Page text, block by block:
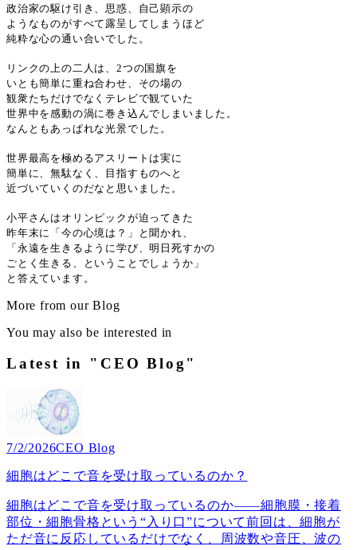
政治家の駆け引き、思惑、自己顕示の
ようなものがすべて露呈してしまうほど
純粋な心の通い合いでした。
リンクの上の二人は、 2つの国旗を
いとも簡単に重ね合わせ、その場の
観衆たちだけでなくテレビで観ていた
世界中を感動の渦に巻き込んでしまいました。
なんともあっぱれな光景でした。
世界最高を極めるアスリートは実に
簡単に、無駄なく、目指すものへと
近づいていくのだなと思いました。
小平さんはオリンピックが迫ってきた
昨年末に「今の心境は？」と聞かれ、
「永遠を生きるように学び、明日死すかの
ごとく生きる、ということでしょうか」
と答えています。
More from our Blog
You may also be interested in
Latest in "CEO Blog"
7/2/2026CEO Blog
細胞はどこで音を受け取っているのか？
細胞はどこで音を受け取っているのか――細胞膜・接着
部位・細胞骨格という“入り口”について前回は、細胞が
ただ音に反応しているだけでなく、周波数や音圧、波の